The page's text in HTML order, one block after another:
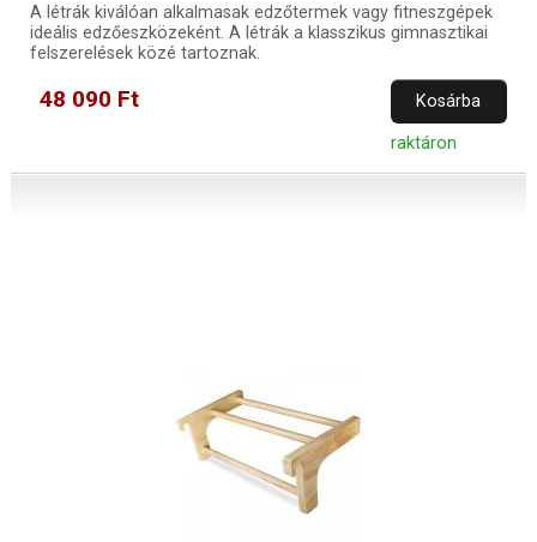
A létrák kiválóan alkalmasak edzőtermek vagy fitneszgépek
ideális edzőeszközeként. A létrák a klasszikus gimnasztikai
felszerelések közé tartoznak.
48 090 Ft Kosárba
raktáron